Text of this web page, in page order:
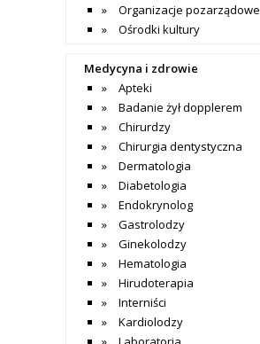
Organizacje pozarządowe
Ośrodki kultury
Medycyna i zdrowie
Apteki
Badanie żył dopplerem
Chirurdzy
Chirurgia dentystyczna
Dermatologia
Diabetologia
Endokrynolog
Gastrolodzy
Ginekolodzy
Hematologia
Hirudoterapia
Interniści
Kardiolodzy